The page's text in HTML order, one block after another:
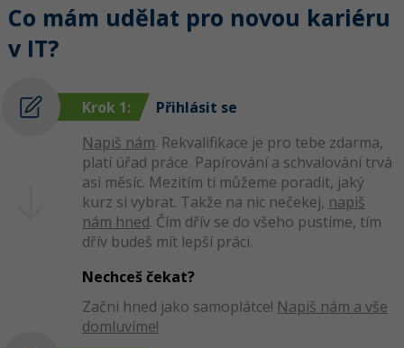
Co mám udělat pro novou kariéru
v IT?
Krok 1:
Přihlásit se
Napiš nám. Rekvalifikace je pro tebe zdarma,
platí úřad práce. Papírování a schvalování trvá
asi měsíc. Mezitím ti můžeme poradit, jaký
kurz si vybrat. Takže na nic nečekej, napiš
nám hned. Čím dřív se do všeho pustíme, tím
dřív budeš mít lepší práci.
Nechceš čekat?
Začni hned jako samoplátce! Napiš nám a vše
domluvíme!